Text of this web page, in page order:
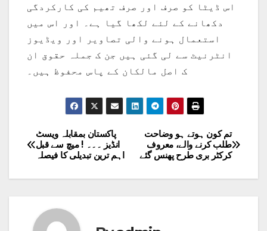
اس ڈیٹا کو صرف اور صرف تھیم کی کارکردگی
دکھانے کے لئے لکھا گیا ہے۔ اور اس میں
استعمال ہونے والی تصاویر اور ویڈیوز
انٹرنیٹ سے لی گئی ہیں جن ک جملہ حقوق ان
ک اصل مالکان کے پاس محفوظ ہیں۔
Post
navigation
تم کون ہوتے ہو وضاحت
طلب کرنے والے، معروف
کرکٹر بری طرح پھنس گئے
پاکستان بمقابلہ ویسٹ
انڈیز ۔۔۔ ! میچ سے قبل
اہم ترین تبدیلی کا فیصلہ